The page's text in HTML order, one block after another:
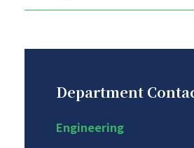
Department
Engineering